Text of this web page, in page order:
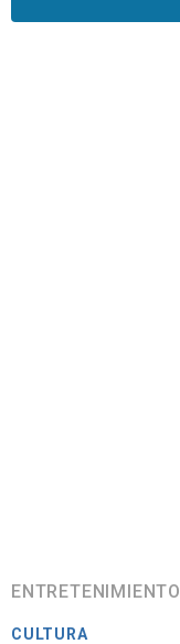
ENTRETENIMIENTO
CULTURA